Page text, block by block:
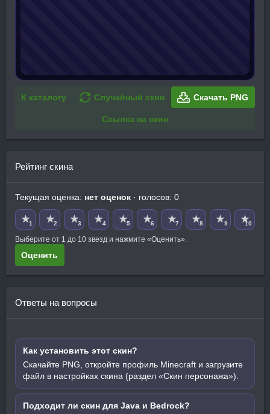
К каталогу Случайный скин Скачать PNG
Ссылка на скин
Рейтинг скина
Текущая оценка: нет оценок · голосов: 0
★1 ★2 ★3 ★4 ★5 ★6 ★7 ★8 ★9 ★10
Выберите от 1 до 10 звезд и нажмите «Оценить».
Оценить
Ответы на вопросы
Как установить этот скин?
Скачайте PNG, откройте профиль Minecraft и загрузите
файл в настройках скина (раздел «Скин персонажа»).
Подходит ли скин для Java и Bedrock?